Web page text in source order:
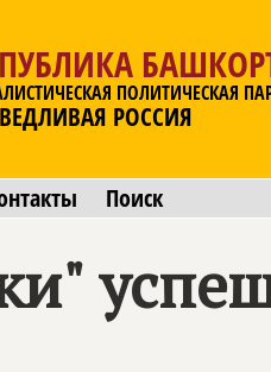
ПОЛИТИЧЕСКАЯ
РОССИЯ
Поиск